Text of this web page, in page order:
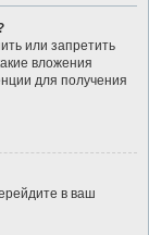
или запретить
вложения
для получения
в ваш